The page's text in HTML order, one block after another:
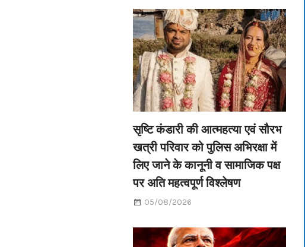
सृष्टि कंडारी की आत्महत्या एवं सौरभ
खत्री परिवार को पुलिस अभिरक्षा में
लिए जाने के कानूनी व सामाजिक पक्ष
पर अति महत्वपूर्ण विश्लेषण
05/08/2026